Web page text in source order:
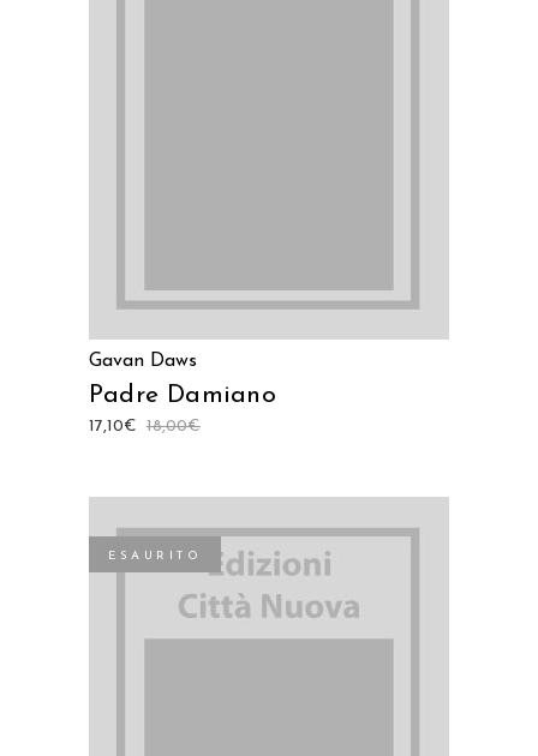
Gavan Daws
Padre Damiano
18,00€
17,10€
ESAURITO